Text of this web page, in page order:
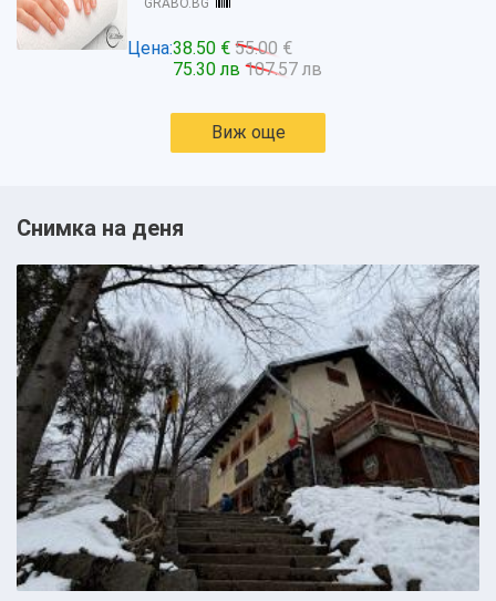
GRABO.BG
Цена:38.50 € 55.00 €
75.30 лв 107.57 лв
Виж още
Снимка на деня